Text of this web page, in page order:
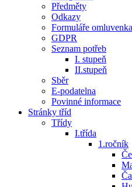
Předměty
Odkazy
Formuláře
GDPR
Seznam potřeb
I. stupeň
II.stupeň
Sběr
E-podatelna
Povinné informace
Stránky tříd
Třídy
I.třída
1.ročník